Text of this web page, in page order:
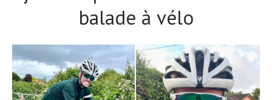
balade à vélo